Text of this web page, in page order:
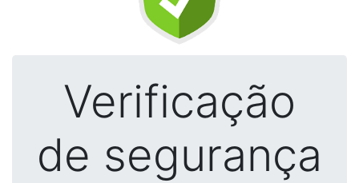
Verificação
de segurança